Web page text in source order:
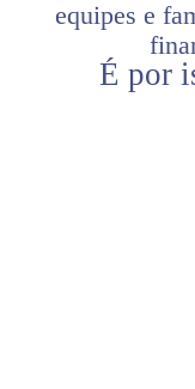
equipes e
É por